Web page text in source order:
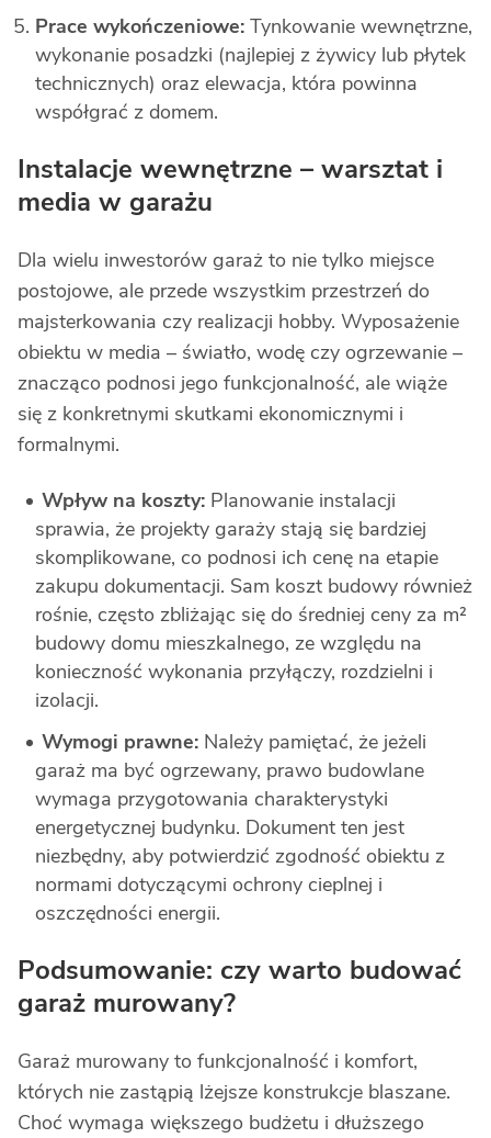
Prace wykończeniowe: Tynkowanie wewnętrzne,
wykonanie posadzki (najlepiej z żywicy lub płytek
technicznych) oraz elewacja, która powinna
współgrać z domem.
Instalacje wewnętrzne – warsztat i
media w garażu
Dla wielu inwestorów garaż to nie tylko miejsce
postojowe, ale przede wszystkim przestrzeń do
majsterkowania czy realizacji hobby. Wyposażenie
obiektu w media – światło, wodę czy ogrzewanie –
znacząco podnosi jego funkcjonalność, ale wiąże
się z konkretnymi skutkami ekonomicznymi i
formalnymi.
Wpływ na koszty: Planowanie instalacji
sprawia, że projekty garaży stają się bardziej
skomplikowane, co podnosi ich cenę na etapie
zakupu dokumentacji. Sam koszt budowy również
rośnie, często zbliżając się do średniej ceny za m²
budowy domu mieszkalnego, ze względu na
konieczność wykonania przyłączy, rozdzielni i
izolacji.
Wymogi prawne: Należy pamiętać, że jeżeli
garaż ma być ogrzewany, prawo budowlane
wymaga przygotowania charakterystyki
energetycznej budynku. Dokument ten jest
niezbędny, aby potwierdzić zgodność obiektu z
normami dotyczącymi ochrony cieplnej i
oszczędności energii.
Podsumowanie: czy warto budować
garaż murowany?
Garaż murowany to funkcjonalność i komfort,
których nie zastąpią lżejsze konstrukcje blaszane.
Choć wymaga większego budżetu i dłuższego